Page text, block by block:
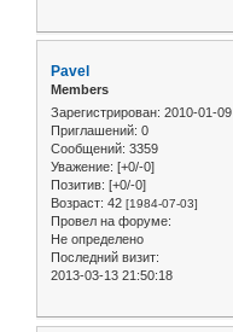
Pavel
Members
Зарегистрирован: 2010-01-09
Приглашений: 0
Сообщений: 3359
Уважение: [+0/-0]
Позитив: [+0/-0]
Возраст: 42 [1984-07-03]
Провел на форуме:
Не определено
Последний визит:
2013-03-13 21:50:18